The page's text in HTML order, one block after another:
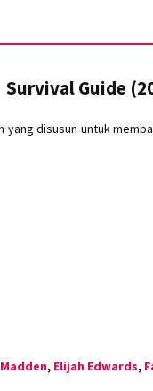
Survival Guide
yang disusun untuk
, Elijah Edwards,